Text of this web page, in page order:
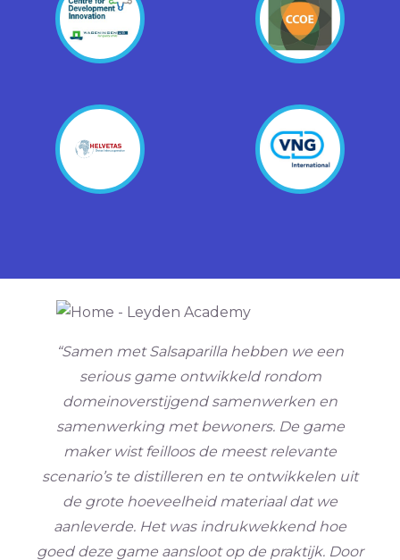
“Samen met Salsaparilla hebben we een
serious game ontwikkeld rondom
domeinoverstijgend samenwerken en
samenwerking met bewoners. De game
maker wist feilloos de meest relevante
scenario’s te distilleren en te ontwikkelen uit
de grote hoeveelheid materiaal dat we
aanleverde. Het was indrukwekkend hoe
goed deze game aansloot op de praktijk. Door